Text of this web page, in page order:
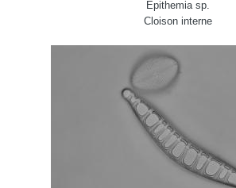
Epithemia sp.
Cloison interne